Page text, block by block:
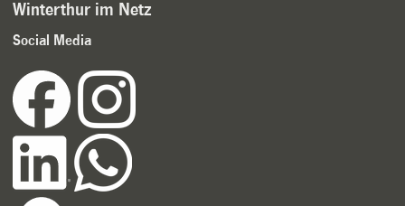
Winterthur im Netz
Social Media